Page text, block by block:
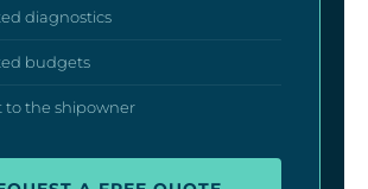
diagnostics
budgets
to the shipowner